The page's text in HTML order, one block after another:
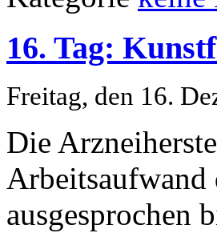
16. Tag:
Freitag, den 16.
Die
Arbeitsaufwand
ausgesprochen